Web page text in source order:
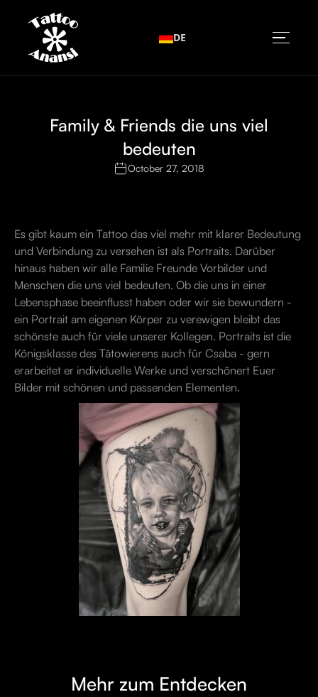
DE
Family & Friends die uns viel
bedeuten
October 27, 2018
Es gibt kaum ein Tattoo das viel mehr mit klarer Bedeutung
und Verbindung zu versehen ist als Portraits. Darüber
hinaus haben wir alle Familie Freunde Vorbilder und
Menschen die uns viel bedeuten. Ob die uns in einer
Lebensphase beeinflusst haben oder wir sie bewundern -
ein Portrait am eigenen Körper zu verewigen bleibt das
schönste auch für viele unserer Kollegen. Portraits ist die
Königsklasse des Tätowierens auch für Csaba - gern
erarbeitet er individuelle Werke und verschönert Euer
Bilder mit schönen und passenden Elementen.
Mehr zum Entdecken